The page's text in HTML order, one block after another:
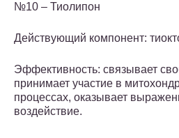
№10 – Тиолипон
Действующий компонент:
Эффективность: связывает
принимает участие в
процессах, оказывает
воздействие.